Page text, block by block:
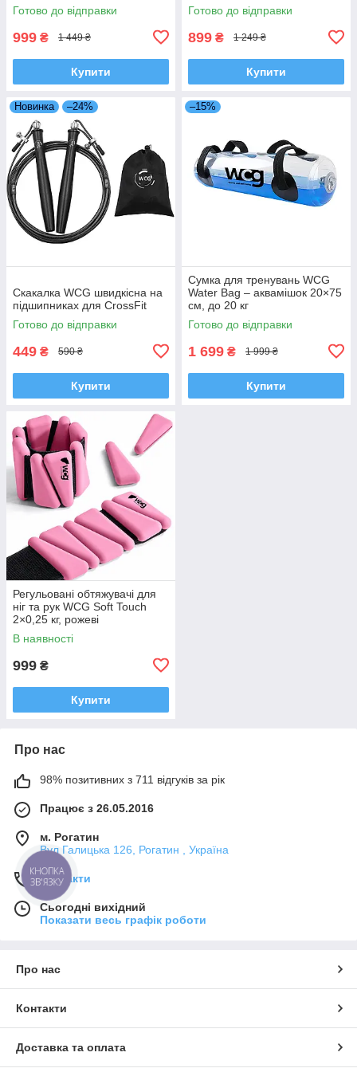
Готово до відправки
999 ₴ 1 449 ₴
Купити
Готово до відправки
899 ₴ 1 249 ₴
Купити
Новинка –24%
Скакалка WCG швидкісна на
підшипниках для CrossFit
Готово до відправки
449 ₴ 590 ₴
Купити
–15%
Сумка для тренувань WCG
Water Bag – аквамішок 20×75
см, до 20 кг
Готово до відправки
1 699 ₴ 1 999 ₴
Купити
Регульовані обтяжувачі для
ніг та рук WCG Soft Touch
2×0,25 кг, рожеві
В наявності
999 ₴
Купити
Про нас
98% позитивних з 711 відгуків за рік
Працює з 26.05.2016
м. Рогатин
Вул Галицька 126, Рогатин , Україна
Контакти
Сьогодні вихідний
Показати весь графік роботи
Про нас
Контакти
Доставка та оплата
КНОПКА
ЗВ'ЯЗКУ